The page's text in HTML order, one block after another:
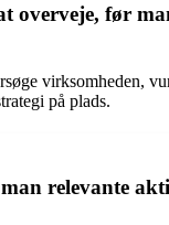
overveje, før
virksomheden,
på plads.
relevante